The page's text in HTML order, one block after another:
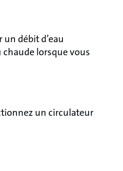
débit d’eau
chaude lorsque vous
un circulateur